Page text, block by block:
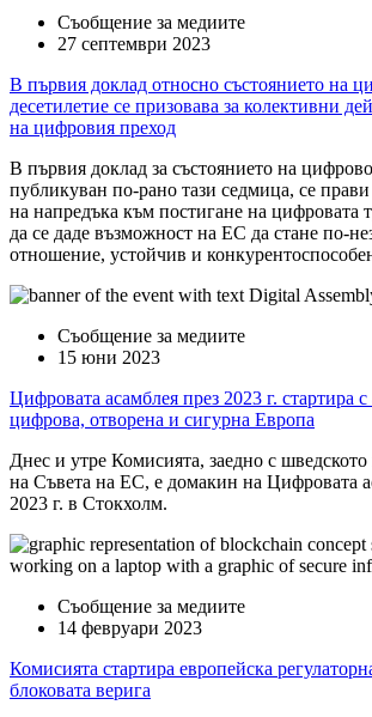
Съобщение за медиите
27 септември 2023
В първия доклад относно състоянието на
десетилетие се призовава за колективни
на цифровия преход
В първия доклад за състоянието на
публикуван по-рано тази седмица, се прави
на напредъка към постигане на цифровата
да се даде възможност на ЕС да стане по-
отношение, устойчив и
Съобщение за медиите
15 юни 2023
Цифровата асамблея през 2023 г. стартира
цифрова, отворена и сигурна Европа
Днес и утре Комисията, заедно с шведското
на Съвета на ЕС, е домакин на Цифровата
2023 г. в Стокхолм.
Съобщение за медиите
14 февруари 2023
Комисията стартира европейска
блоковата верига